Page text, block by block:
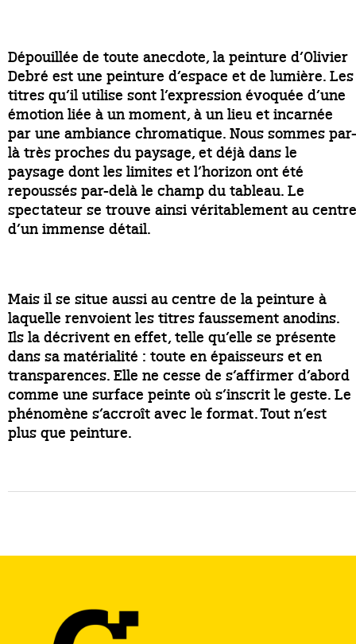
Dépouillée de toute anecdote, la peinture d’Olivier
Debré est une peinture d’espace et de lumière. Les
titres qu’il utilise sont l’expression évoquée d’une
émotion liée à un moment, à un lieu et incarnée
par une ambiance chromatique. Nous sommes par-
là très proches du paysage, et déjà dans le
paysage dont les limites et l’horizon ont été
repoussés par-delà le champ du tableau. Le
spectateur se trouve ainsi véritablement au centre
d’un immense détail.
Mais il se situe aussi au centre de la peinture à
laquelle renvoient les titres faussement anodins.
Ils la décrivent en effet, telle qu’elle se présente
dans sa matérialité : toute en épaisseurs et en
transparences. Elle ne cesse de s’affirmer d’abord
comme une surface peinte où s’inscrit le geste. Le
phénomène s’accroît avec le format. Tout n’est
plus que peinture.